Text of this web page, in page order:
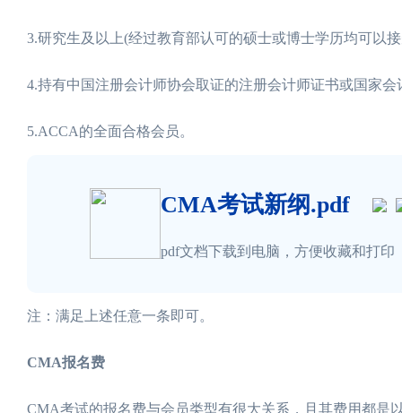
3.研究生及以上(经过教育部认可的硕士或博士学历均可以
4.持有中国注册会计师协会取证的注册会计师证书或国家
5.ACCA的全面合格会员。
CMA考试新纲.pdf
pdf文档下载到电脑，方便收藏和打印
注：满足上述任意一条即可。
CMA报名费
CMA考试的报名费与会员类型有很大关系，且其费用都是